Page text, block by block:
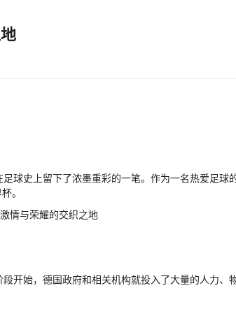
球史上留下了浓墨重彩的一笔。作为一名热爱足球
。
开始，德国政府和相关机构就投入了大量的人力、